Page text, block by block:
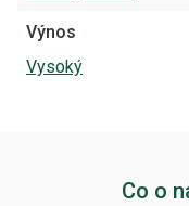
Výnos
Vysoký
Co o